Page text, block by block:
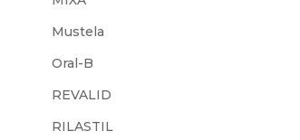
Mustela
Oral-B
REVALID
RILASTIL